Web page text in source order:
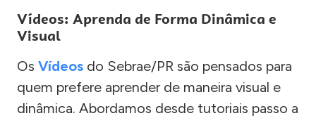
Vídeos: Aprenda de Forma Dinâmica e
Visual
Os Vídeos do Sebrae/PR são pensados para
quem prefere aprender de maneira visual e
dinâmica. Abordamos desde tutoriais passo a